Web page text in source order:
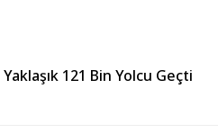
121 Bin Yolcu Geçti